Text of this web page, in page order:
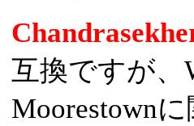
互換ですが、
Moorestown